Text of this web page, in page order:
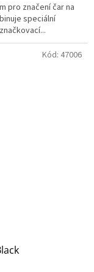
pro značení čar na
speciální
Kód: 47006